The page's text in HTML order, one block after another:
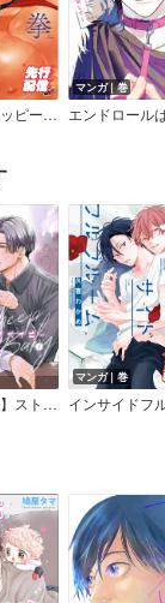
千夜一夜ハッピーエバーアフター【電子限定描き下ろし漫画付き】
マンガ｜巻
【バラ売り】ストレイシープベイビー
マンガ｜巻